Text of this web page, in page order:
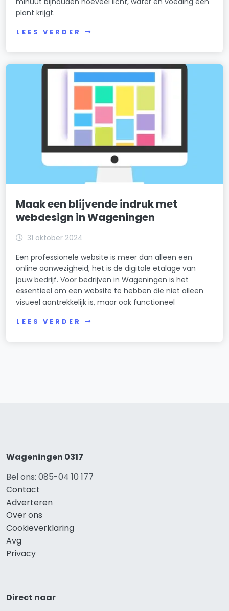
plant krijgt.
LEES VERDER
Maak een blijvende indruk met
webdesign in Wageningen
31 oktober 2024
Een professionele website is meer dan alleen een
online aanwezigheid; het is de digitale etalage van
jouw bedrijf. Voor bedrijven in Wageningen is het
essentieel om een website te hebben die niet alleen
visueel aantrekkelijk is, maar ook functioneel
LEES VERDER
Wageningen 0317
Bel ons: 085-04 10 177
Contact
Adverteren
Over ons
Cookieverklaring
Avg
Privacy
Direct naar